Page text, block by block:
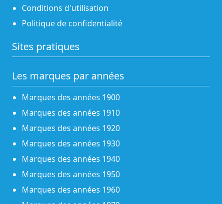
Conditions d'utilisation
Politique de confidentialité
Sites pratiques
Les marques par années
Marques des années 1900
Marques des années 1910
Marques des années 1920
Marques des années 1930
Marques des années 1940
Marques des années 1950
Marques des années 1960